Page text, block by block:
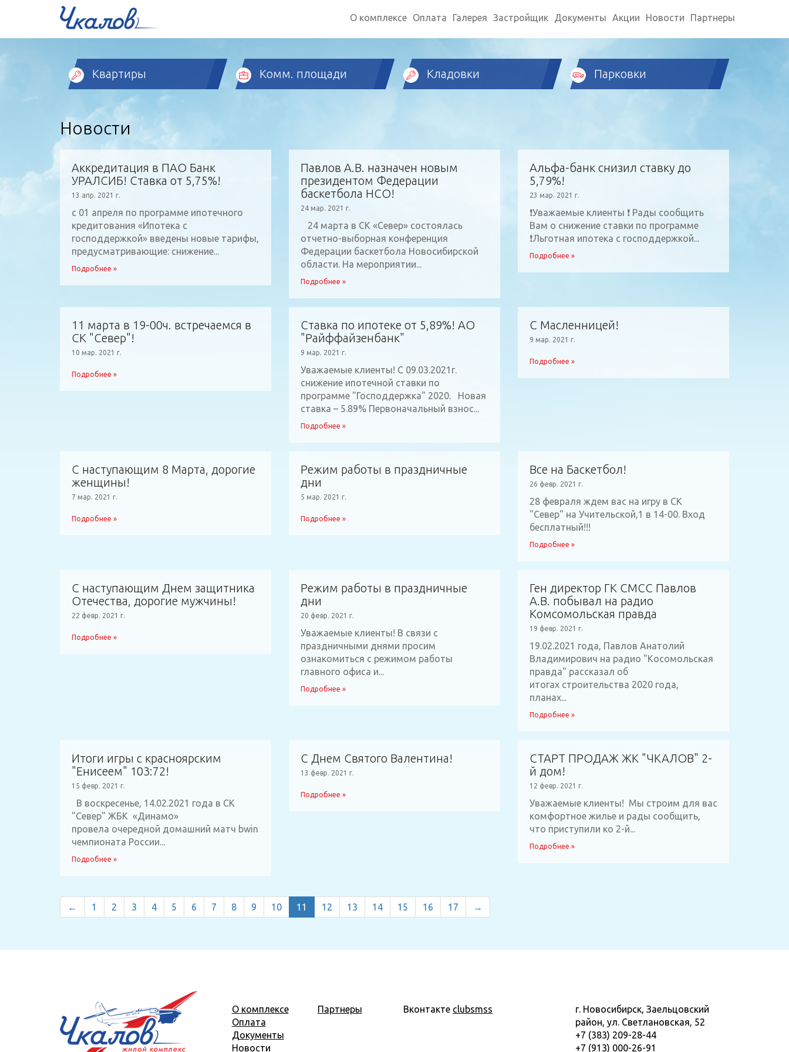
О комплексе Оплата Галерея Застройщик Документы Акции Новости Партнеры
Квартиры Комм. площади Кладовки Парковки
Новости
Аккредитация в ПАО Банк
УРАЛСИБ! Ставка от 5,75%!
13 апр. 2021 г.
с 01 апреля по программе ипотечного
кредитования «Ипотека с
господдержкой» введены новые тарифы,
предусматривающие: снижение...
Подробнее »
Павлов А.В. назначен новым
президентом Федерации
баскетбола НСО!
24 мар. 2021 г.
24 марта в СК «Север» состоялась
отчетно-выборная конференция
Федерации баскетбола Новосибирской
области. На мероприятии...
Подробнее »
Альфа-банк снизил ставку до
5,79%!
23 мар. 2021 г.
❗️Уважаемые клиенты ❗️ Рады сообщить
Вам о снижение ставки по программе
❗️Льготная ипотека с господдержкой...
Подробнее »
11 марта в 19-00ч. встречаемся в
СК "Север"!
10 мар. 2021 г.
Подробнее »
Ставка по ипотеке от 5,89%! АО
"Райффайзенбанк"
9 мар. 2021 г.
Уважаемые клиенты! С 09.03.2021г.
снижение ипотечной ставки по
программе "Господдержка" 2020. Новая
ставка – 5.89% Первоначальный взнос...
Подробнее »
С Масленницей!
9 мар. 2021 г.
Подробнее »
С наступающим 8 Марта, дорогие
женщины!
7 мар. 2021 г.
Подробнее »
Режим работы в праздничные
дни
5 мар. 2021 г.
Подробнее »
Все на Баскетбол!
26 февр. 2021 г.
28 февраля ждем вас на игру в СК
"Север" на Учительской,1 в 14-00. Вход
бесплатный!!!
Подробнее »
С наступающим Днем защитника
Отечества, дорогие мужчины!
22 февр. 2021 г.
Подробнее »
Режим работы в праздничные
дни
20 февр. 2021 г.
Уважаемые клиенты! В связи с
праздничными днями просим
ознакомиться с режимом работы
главного офиса и...
Подробнее »
Ген директор ГК СМСС Павлов
А.В. побывал на радио
Комсомольская правда
19 февр. 2021 г.
19.02.2021 года, Павлов Анатолий
Владимирович на радио "Косомольская
правда" рассказал об
итогах строительства 2020 года,
планах...
Подробнее »
Итоги игры с красноярским
"Енисеем" 103:72!
15 февр. 2021 г.
В воскресенье, 14.02.2021 года в СК
"Север" ЖБК «Динамо»
провела очередной домашний матч bwin
чемпионата России...
Подробнее »
С Днем Святого Валентина!
13 февр. 2021 г.
Подробнее »
СТАРТ ПРОДАЖ ЖК "ЧКАЛОВ" 2-
й дом!
12 февр. 2021 г.
Уважаемые клиенты! Мы строим для вас
комфортное жилье и рады сообщить,
что приступили ко 2-й...
Подробнее »
← 1 2 3 4 5 6 7 8 9 10 11 12 13 14 15 16 17 →
О комплексе
Оплата
Документы
Новости
Партнеры Вконтакте clubsmss
г. Новосибирск, Заельцовский
район, ул. Светлановская, 52
+7 (383) 209-28-44
+7 (913) 000-26-91